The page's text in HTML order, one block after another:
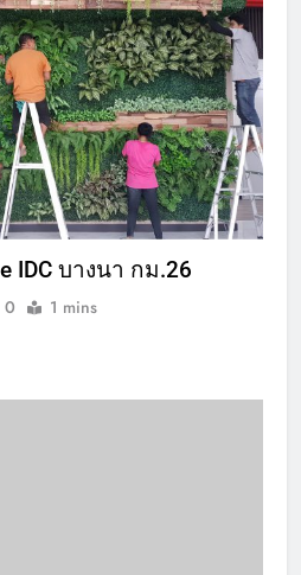
IDC บางนา กม.26
0 1 mins